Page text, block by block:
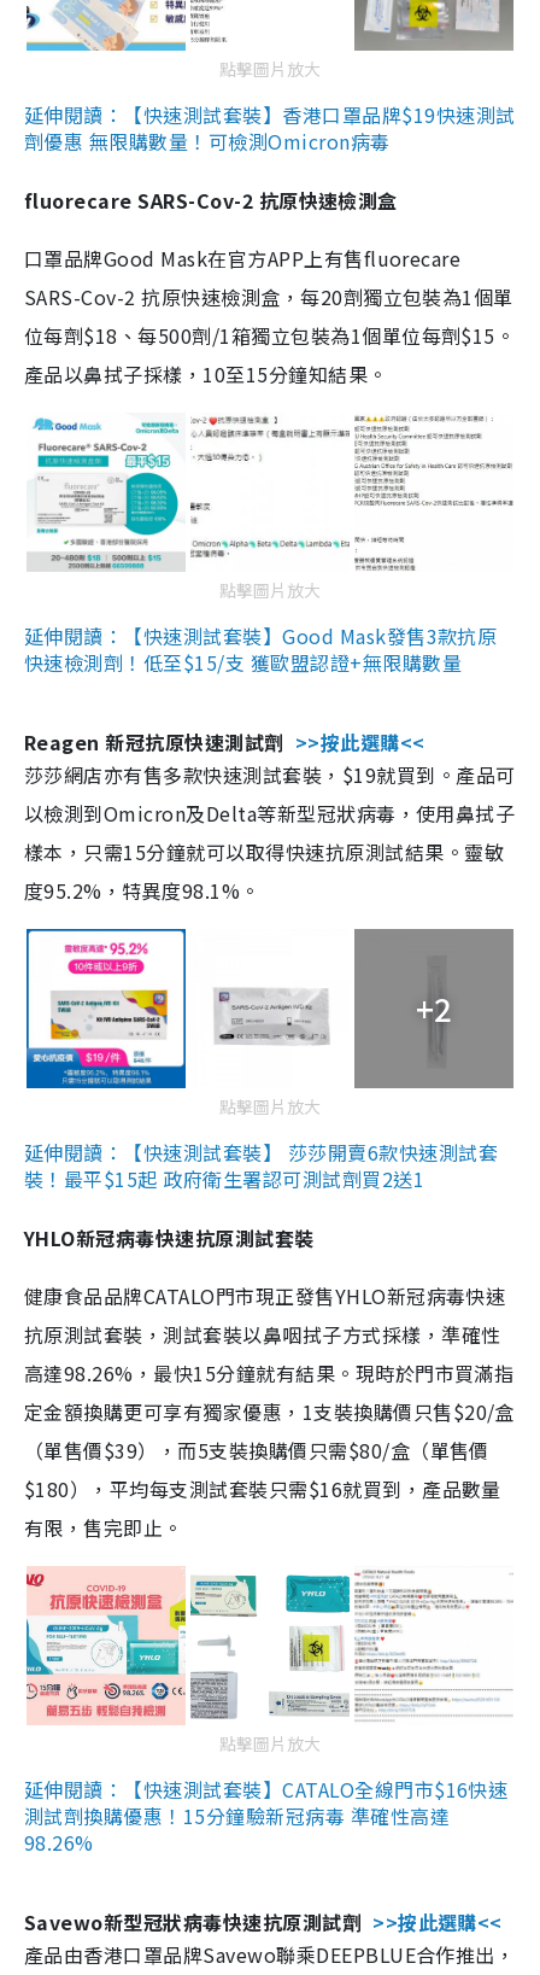
點擊圖片放大
延伸閱讀：【快速測試套裝】香港口罩品牌$19快速測試
劑優惠 無限購數量！可檢測Omicron病毒
fluorecare SARS-Cov-2 抗原快速檢測盒
口罩品牌Good Mask在官方APP上有售fluorecare
SARS-Cov-2 抗原快速檢測盒，每20劑獨立包裝為1個單
位每劑$18、每500劑/1箱獨立包裝為1個單位每劑$15。
產品以鼻拭子採樣，10至15分鐘知結果。
點擊圖片放大
延伸閱讀：【快速測試套裝】Good Mask發售3款抗原
快速檢測劑！低至$15/支 獲歐盟認證+無限購數量
Reagen 新冠抗原快速測試劑 >>按此選購<<
莎莎網店亦有售多款快速測試套裝，$19就買到。產品可
以檢測到Omicron及Delta等新型冠狀病毒，使用鼻拭子
樣本，只需15分鐘就可以取得快速抗原測試結果。靈敏
度95.2%，特異度98.1%。
+2
點擊圖片放大
延伸閱讀：【快速測試套裝】 莎莎開賣6款快速測試套
裝！最平$15起 政府衛生署認可測試劑買2送1
YHLO新冠病毒快速抗原測試套裝
健康食品品牌CATALO門市現正發售YHLO新冠病毒快速
抗原測試套裝，測試套裝以鼻咽拭子方式採樣，準確性
高達98.26%，最快15分鐘就有結果。現時於門市買滿指
定金額換購更可享有獨家優惠，1支裝換購價只售$20/盒
（單售價$39），而5支裝換購價只需$80/盒（單售價
$180），平均每支測試套裝只需$16就買到，產品數量
有限，售完即止。
點擊圖片放大
延伸閱讀：【快速測試套裝】CATALO全線門市$16快速
測試劑換購優惠！15分鐘驗新冠病毒 準確性高達
98.26%
Savewo新型冠狀病毒快速抗原測試劑 >>按此選購<<
產品由香港口罩品牌Savewo聯乘DEEPBLUE合作推出，